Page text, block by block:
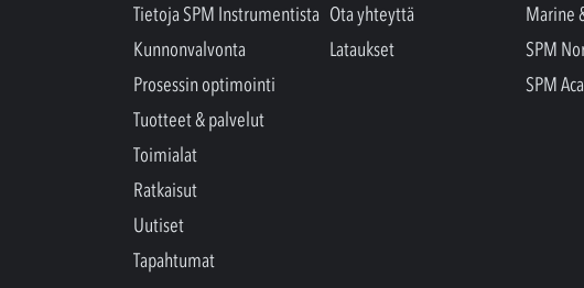
Tietoja SPM Instrumentista
Kunnonvalvonta
Prosessin optimointi
Tuotteet & palvelut
Toimialat
Ratkaisut
Uutiset
Tapahtumat
Ota yhteyttä
Lataukset
Marine
SPM
SPM